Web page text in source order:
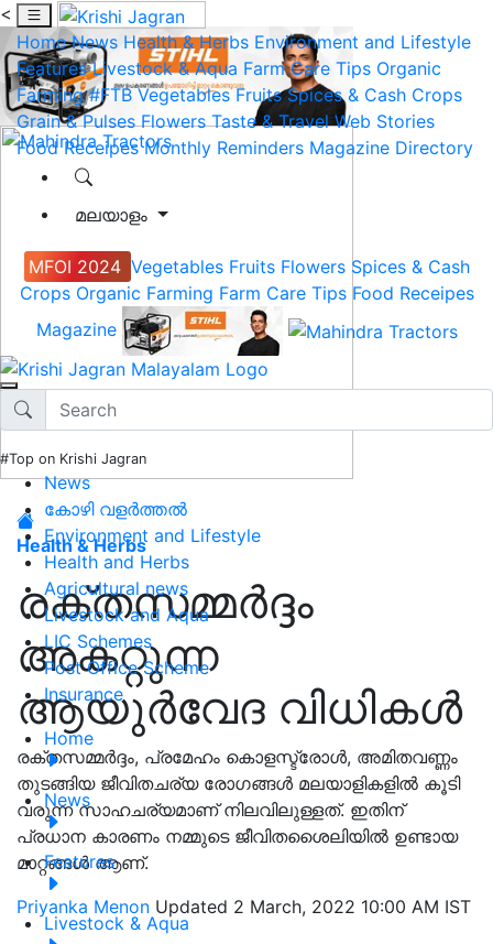
<
Home News Health & Herbs Environment and Lifestyle
Features Livestock & Aqua Farm Care Tips Organic
Farming #FTB Vegetables Fruits Spices & Cash Crops
Grain & Pulses Flowers Taste & Travel Web Stories
Food Receipes Monthly Reminders Magazine Directory
മലയാളം
MFOI 2024 Vegetables Fruits Flowers Spices & Cash
Crops Organic Farming Farm Care Tips Food Receipes
Magazine
#Top on Krishi Jagran
News
കോഴി വളർത്തൽ
Environment and Lifestyle
Health and Herbs
Agricultural news
Livestock and Aqua
LIC Schemes
Post Office Scheme
Insurance
Home
News
Features
Livestock & Aqua
Health & Herbs
രക്തസമ്മർദ്ദം
അകറ്റുന്ന
ആയുർവേദ വിധികൾ
രക്തസമ്മർദ്ദം, പ്രമേഹം കൊളസ്ട്രോൾ, അമിതവണ്ണം
തുടങ്ങിയ ജീവിതചര്യ രോഗങ്ങൾ മലയാളികളിൽ കൂടി
വരുന്ന സാഹചര്യമാണ് നിലവിലുള്ളത്. ഇതിന്
പ്രധാന കാരണം നമ്മുടെ ജീവിതശൈലിയിൽ ഉണ്ടായ
മാറ്റങ്ങൾ ആണ്.
Priyanka Menon Updated 2 March, 2022 10:00 AM IST